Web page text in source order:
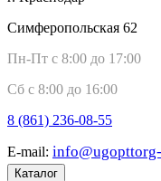
Симферопольская 62
Пн-Пт с 8:00 до 17:00
Сб с 8:00 до 16:00
8 (861) 236-08-55
E-mail:
Каталог